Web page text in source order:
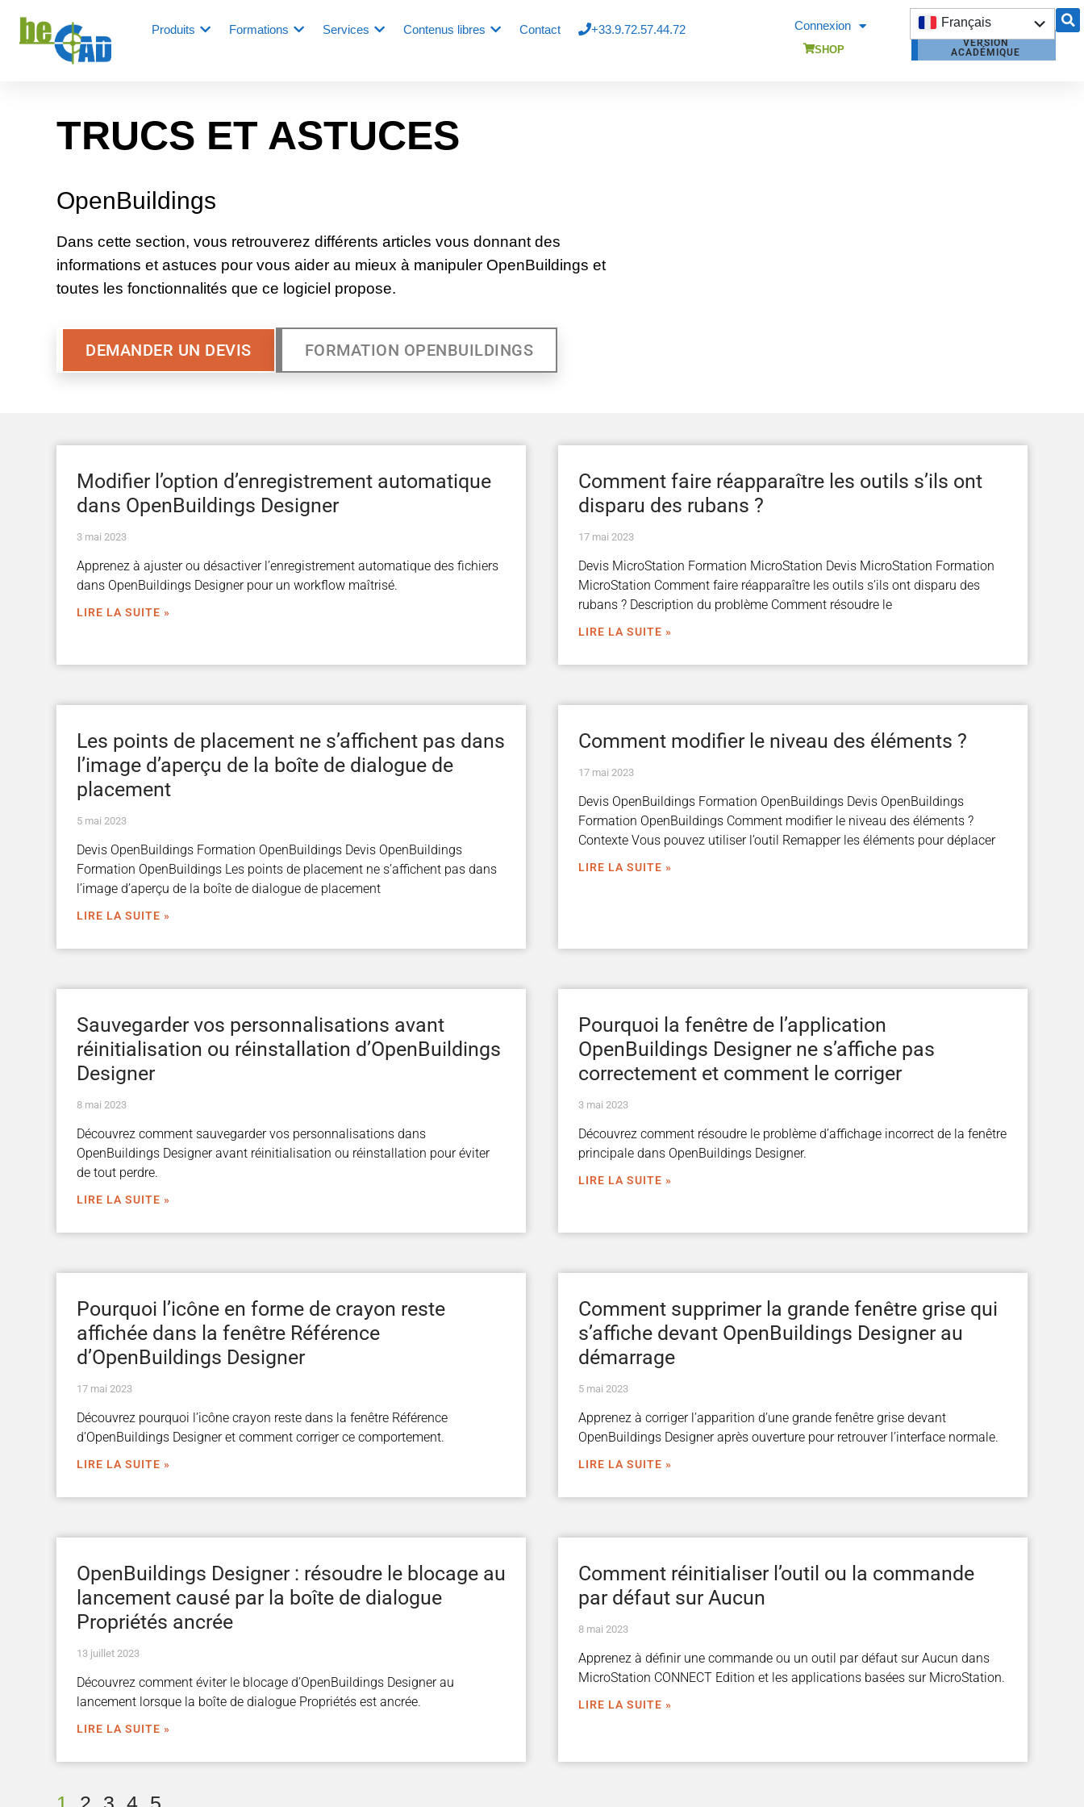
Produits Formations Services Contenus libres Contact +33.9.72.57.44.72
Français
English
VERSION
ACADÉMIQUE
Connexion
SHOP
TRUCS ET ASTUCES
OpenBuildings
Dans cette section, vous retrouverez différents articles vous donnant des
informations et astuces pour vous aider au mieux à manipuler OpenBuildings et
toutes les fonctionnalités que ce logiciel propose.
DEMANDER UN DEVIS FORMATION OPENBUILDINGS
Modifier l’option d’enregistrement automatique
dans OpenBuildings Designer
3 mai 2023
Apprenez à ajuster ou désactiver l’enregistrement automatique des fichiers
dans OpenBuildings Designer pour un workflow maîtrisé.
LIRE LA SUITE »
Comment faire réapparaître les outils s’ils ont
disparu des rubans ?
17 mai 2023
Devis MicroStation Formation MicroStation Devis MicroStation Formation
MicroStation Comment faire réapparaître les outils s’ils ont disparu des
rubans ? Description du problème Comment résoudre le
LIRE LA SUITE »
Les points de placement ne s’affichent pas dans
l’image d’aperçu de la boîte de dialogue de
placement
5 mai 2023
Devis OpenBuildings Formation OpenBuildings Devis OpenBuildings
Formation OpenBuildings Les points de placement ne s’affichent pas dans
l’image d’aperçu de la boîte de dialogue de placement
LIRE LA SUITE »
Comment modifier le niveau des éléments ?
17 mai 2023
Devis OpenBuildings Formation OpenBuildings Devis OpenBuildings
Formation OpenBuildings Comment modifier le niveau des éléments ?
Contexte Vous pouvez utiliser l’outil Remapper les éléments pour déplacer
LIRE LA SUITE »
Sauvegarder vos personnalisations avant
réinitialisation ou réinstallation d’OpenBuildings
Designer
8 mai 2023
Découvrez comment sauvegarder vos personnalisations dans
OpenBuildings Designer avant réinitialisation ou réinstallation pour éviter
de tout perdre.
LIRE LA SUITE »
Pourquoi la fenêtre de l’application
OpenBuildings Designer ne s’affiche pas
correctement et comment le corriger
3 mai 2023
Découvrez comment résoudre le problème d’affichage incorrect de la fenêtre
principale dans OpenBuildings Designer.
LIRE LA SUITE »
Pourquoi l’icône en forme de crayon reste
affichée dans la fenêtre Référence
d’OpenBuildings Designer
17 mai 2023
Découvrez pourquoi l’icône crayon reste dans la fenêtre Référence
d’OpenBuildings Designer et comment corriger ce comportement.
LIRE LA SUITE »
Comment supprimer la grande fenêtre grise qui
s’affiche devant OpenBuildings Designer au
démarrage
5 mai 2023
Apprenez à corriger l’apparition d’une grande fenêtre grise devant
OpenBuildings Designer après ouverture pour retrouver l’interface normale.
LIRE LA SUITE »
OpenBuildings Designer : résoudre le blocage au
lancement causé par la boîte de dialogue
Propriétés ancrée
13 juillet 2023
Découvrez comment éviter le blocage d’OpenBuildings Designer au
lancement lorsque la boîte de dialogue Propriétés est ancrée.
LIRE LA SUITE »
Comment réinitialiser l’outil ou la commande
par défaut sur Aucun
8 mai 2023
Apprenez à définir une commande ou un outil par défaut sur Aucun dans
MicroStation CONNECT Edition et les applications basées sur MicroStation.
LIRE LA SUITE »